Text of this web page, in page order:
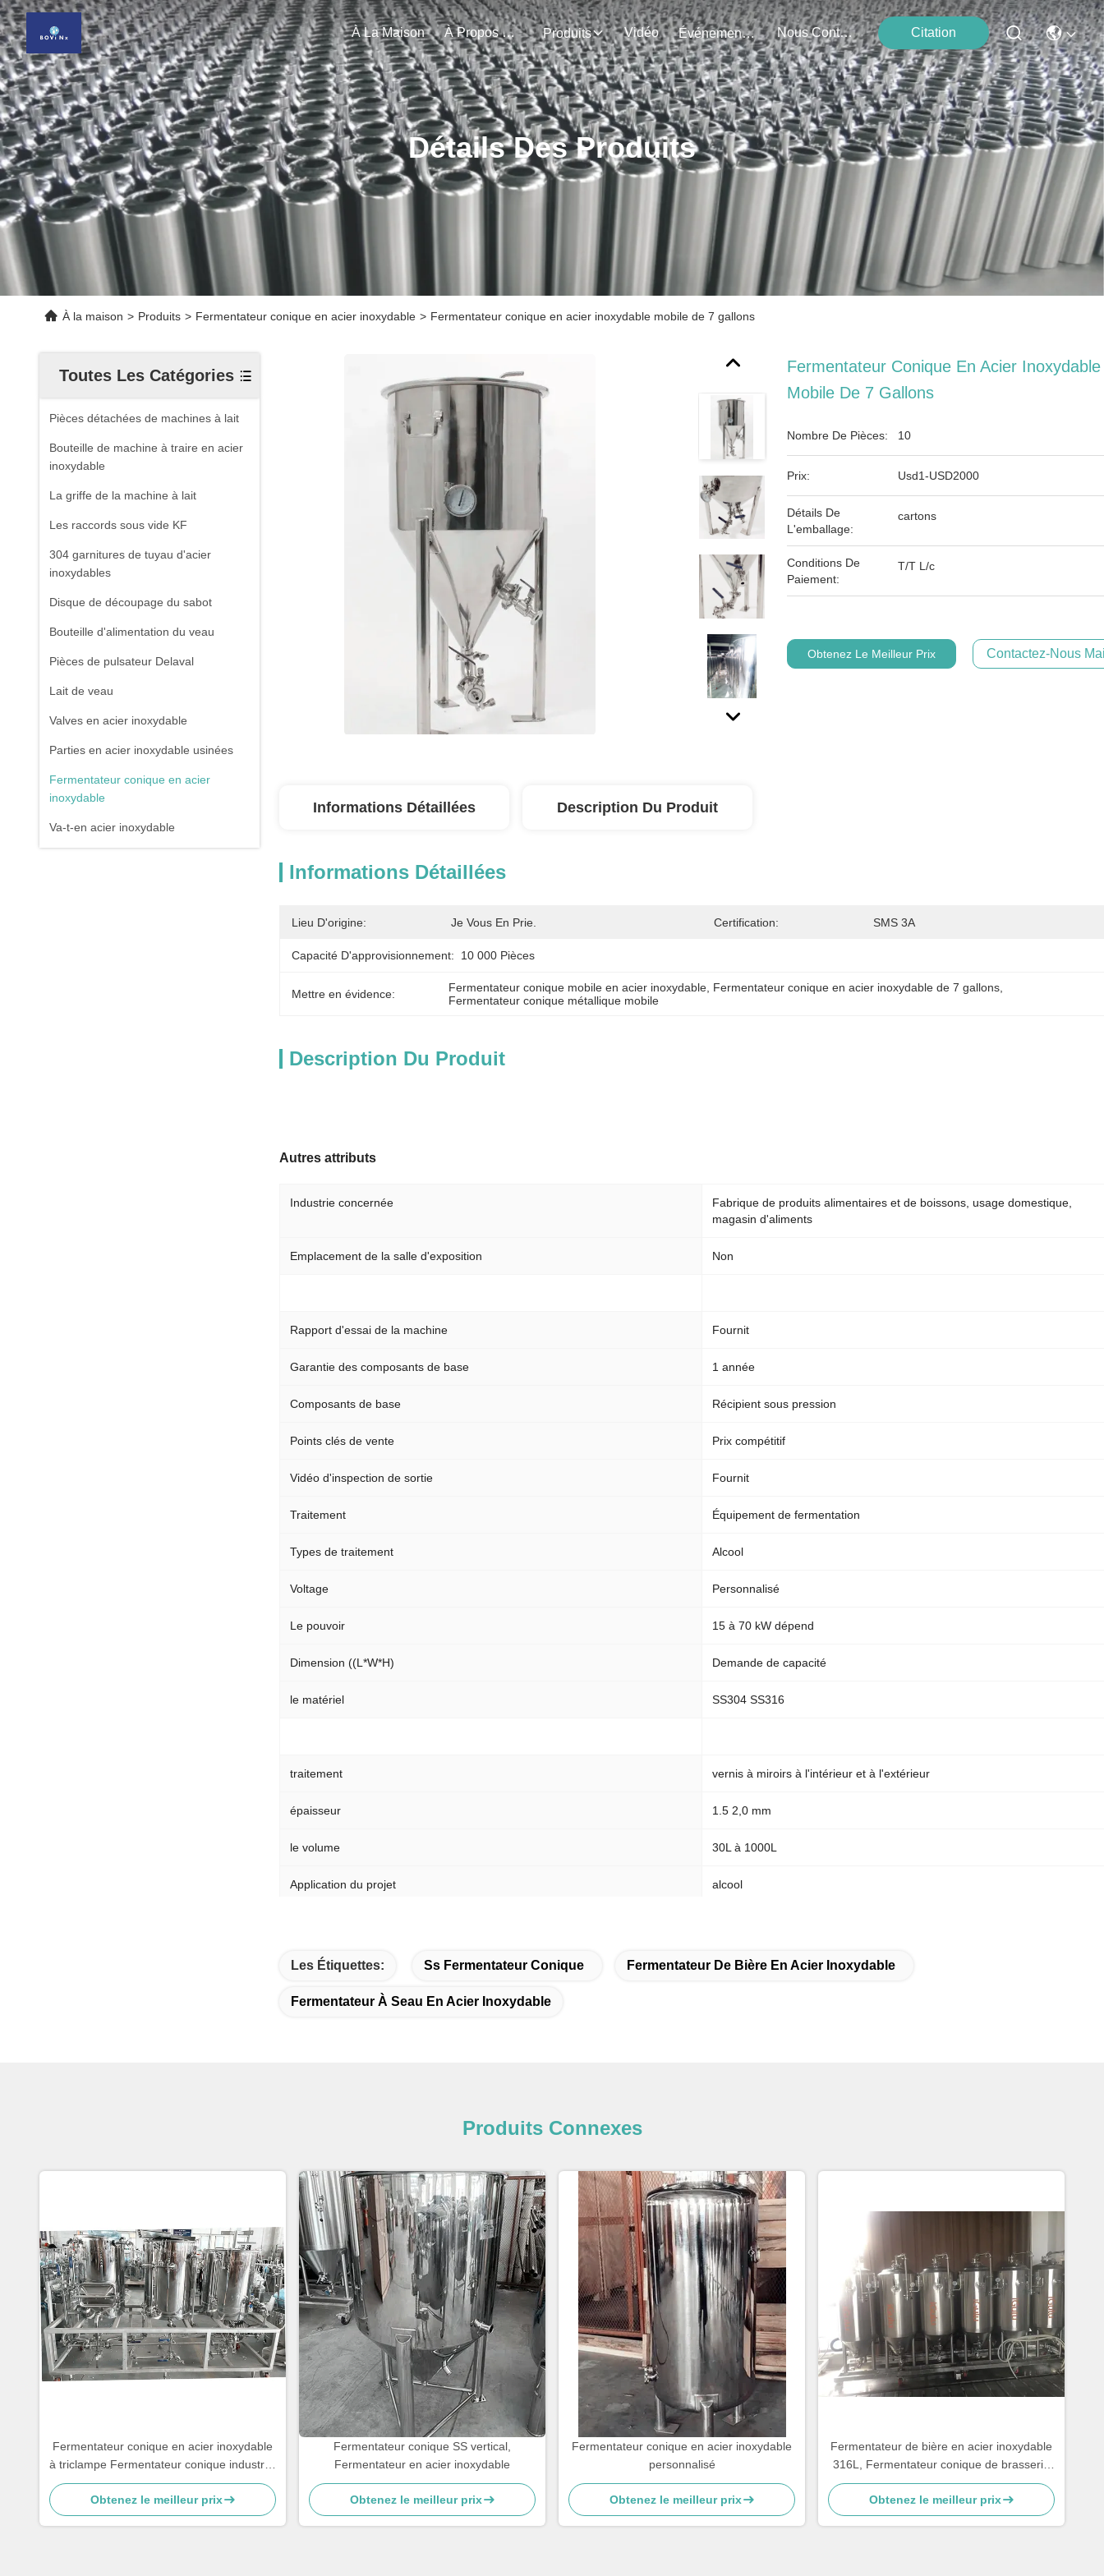
À La Maison À Propos De Nous Produits Vidéo Événements Nous Contacter Citation
Détails Des Produits
À la maison > Produits > Fermentateur conique en acier inoxydable > Fermentateur conique en acier inoxydable mobile de 7 gallons
Toutes Les Catégories
Pièces détachées de machines à lait
Bouteille de machine à traire en acier
inoxydable
La griffe de la machine à lait
Les raccords sous vide KF
304 garnitures de tuyau d'acier
inoxydables
Disque de découpage du sabot
Bouteille d'alimentation du veau
Pièces de pulsateur Delaval
Lait de veau
Valves en acier inoxydable
Parties en acier inoxydable usinées
Fermentateur conique en acier
inoxydable
Va-t-en acier inoxydable
Fermentateur Conique En Acier Inoxydable
Mobile De 7 Gallons
Nombre De Pièces: 10
Prix: Usd1-USD2000
Détails De
L'emballage:
cartons
Conditions De
Paiement:
T/T L/c
Obtenez Le Meilleur Prix Contactez-Nous
Informations Détaillées Description Du Produit
Informations Détaillées
Lieu D'origine: Je Vous En Prie. Certification: SMS 3A
Capacité D'approvisionnement: 10 000 Pièces
Mettre en évidence: Fermentateur conique mobile en acier inoxydable Fermentateur conique en acier inoxydable de 7 gallons
Fermentateur conique métallique mobile
Description Du Produit
Autres attributs
Industrie concernée
Fabrique de produits alimentaires et de boissons, usage domestique,
magasin d'aliments
Emplacement de la salle d'exposition Non
Rapport d'essai de la machine Fournit
Garantie des composants de base 1 année
Composants de base Récipient sous pression
Points clés de vente Prix compétitif
Vidéo d'inspection de sortie Fournit
Traitement Équipement de fermentation
Types de traitement Alcool
Voltage Personnalisé
Le pouvoir 15 à 70 kW dépend
Dimension ((L*W*H) Demande de capacité
le matériel SS304 SS316
traitement vernis à miroirs à l'intérieur et à l'extérieur
épaisseur 1.5 2,0 mm
le volume 30L à 1000L
Application du projet alcool
Mode de chauffage Électricité
Les Étiquettes: Ss Fermentateur Conique Fermentateur De Bière En Acier Inoxydable
Fermentateur À Seau En Acier Inoxydable
Produits Connexes
Fermentateur conique en acier inoxydable
à triclampe Fermentateur conique industriel
de brassage
Obtenez le meilleur prix
Fermentateur conique SS vertical,
Fermentateur en acier inoxydable
Obtenez le meilleur prix
Fermentateur conique en acier inoxydable
personnalisé
Obtenez le meilleur prix
Fermentateur de bière en acier inoxydable
316L, Fermentateur conique de brasserie
SS
Obtenez le meilleur prix